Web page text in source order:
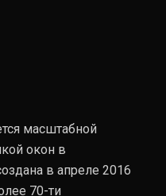
масштабной
окон в
в апреле 2016
70-ти